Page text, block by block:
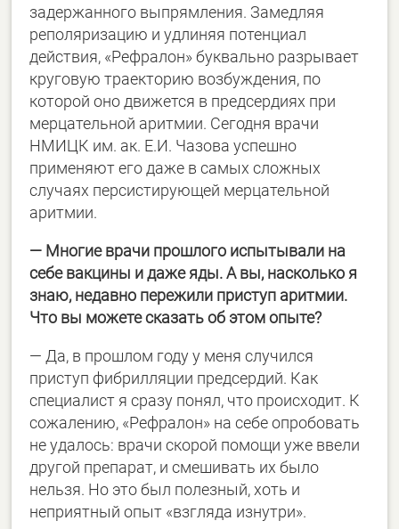
задержанного выпрямления. Замедляя
реполяризацию и удлиняя потенциал
действия, «Рефралон» буквально разрывает
круговую траекторию возбуждения, по
которой оно движется в предсердиях при
мерцательной аритмии. Сегодня врачи
НМИЦК им. ак. Е.И. Чазова успешно
применяют его даже в самых сложных
случаях персистирующей мерцательной
аритмии.
— Многие врачи прошлого испытывали на
себе вакцины и даже яды. А вы, насколько я
знаю, недавно пережили приступ аритмии.
Что вы можете сказать об этом опыте?
— Да, в прошлом году у меня случился
приступ фибрилляции предсердий. Как
специалист я сразу понял, что происходит. К
сожалению, «Рефралон» на себе опробовать
не удалось: врачи скорой помощи уже ввели
другой препарат, и смешивать их было
нельзя. Но это был полезный, хоть и
неприятный опыт «взгляда изнутри».